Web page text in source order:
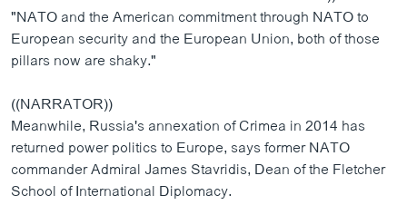
"NATO and the American commitment through NATO to
European security and the European Union, both of those
pillars now are shaky."
((NARRATOR))
Meanwhile, Russia's annexation of Crimea in 2014 has
returned power politics to Europe, says former NATO
commander Admiral James Stavridis, Dean of the Fletcher
School of International Diplomacy.